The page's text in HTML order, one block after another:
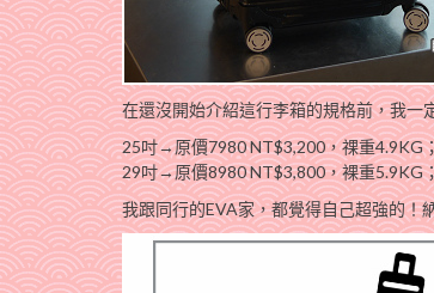
在還沒開始介紹這行李箱的規格前，我
25吋→原價7980 NT$3,200，祼重4.9KG
29吋→原價8980 NT$3,800，裸重5.9KG
我跟同行的EVA家，都覺得自己超強的！